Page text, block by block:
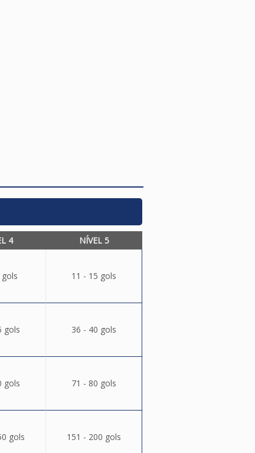
4 NÍVEL 5
11 - 15 gols
gols 36 - 40 gols
gols 71 - 80 gols
gols 151 - 200 gols